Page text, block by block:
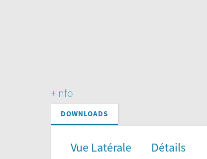
+Info
DOWNLOADS
Vue Latérale Détails